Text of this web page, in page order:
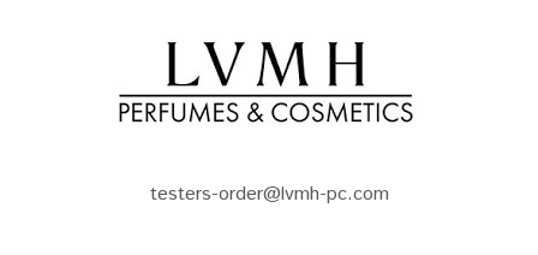
testers-order@lvmh-pc.com